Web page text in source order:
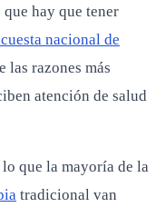
hay que tener
nacional de
las razones más
atención de salud
que la mayoría de la
tradicional van